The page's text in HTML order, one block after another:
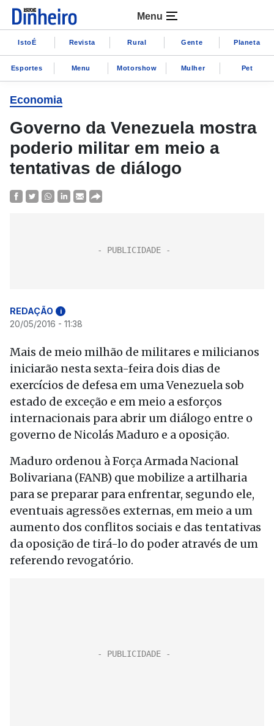
Menu
IstoÉ Revista Rural Gente Planeta
Esportes Menu Motorshow Mulher Pet
Economia
Governo da Venezuela mostra
poderio militar em meio a
tentativas de diálogo
REDAÇÃO i
20/05/2016 - 11:38
Mais de meio milhão de militares e milicianos
iniciarão nesta sexta-feira dois dias de
exercícios de defesa em uma Venezuela sob
estado de exceção e em meio a esforços
internacionais para abrir um diálogo entre o
governo de Nicolás Maduro e a oposição.
Maduro ordenou à Força Armada Nacional
Bolivariana (FANB) que mobilize a artilharia
para se preparar para enfrentar, segundo ele,
eventuais agressões externas, em meio a um
aumento dos conflitos sociais e das tentativas
da oposição de tirá-lo do poder através de um
referendo revogatório.